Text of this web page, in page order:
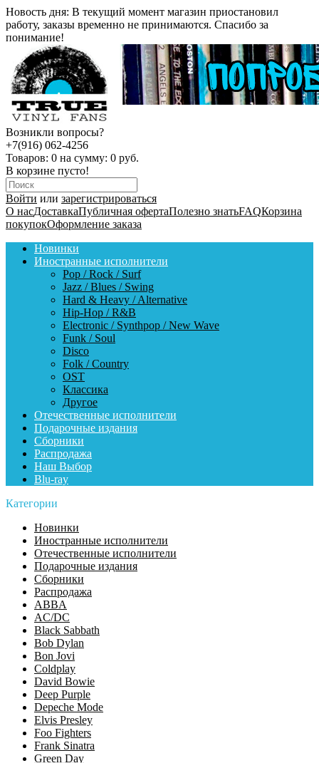
Новость дня: В текущий момент магазин приостановил
работу, заказы временно не принимаются. Спасибо за
понимание!
Возникли вопросы?
+7(916) 062-4256
Товаров: 0 на сумму: 0 руб.
В корзине пусто!
Войти или зарегистрироваться
О насДоставкаПубличная офертаПолезно знатьFAQКорзина
покупокОформление заказа
Новинки
Иностранные исполнители
Pop / Rock / Surf
Jazz / Blues / Swing
Hard & Heavy / Alternative
Hip-Hop / R&B
Electronic / Synthpop / New Wave
Funk / Soul
Disco
Folk / Country
OST
Классика
Другое
Отечественные исполнители
Подарочные издания
Сборники
Распродажа
Наш Выбор
Blu-ray
Категории
Новинки
Иностранные исполнители
Отечественные исполнители
Подарочные издания
Сборники
Распродажа
ABBA
AC/DC
Black Sabbath
Bob Dylan
Bon Jovi
Coldplay
David Bowie
Deep Purple
Depeche Mode
Elvis Presley
Foo Fighters
Frank Sinatra
Green Day